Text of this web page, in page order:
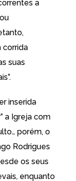
a
corrida
suas
inserida
a Igreja com
porém, o
Rodrigues
os seus
enquanto